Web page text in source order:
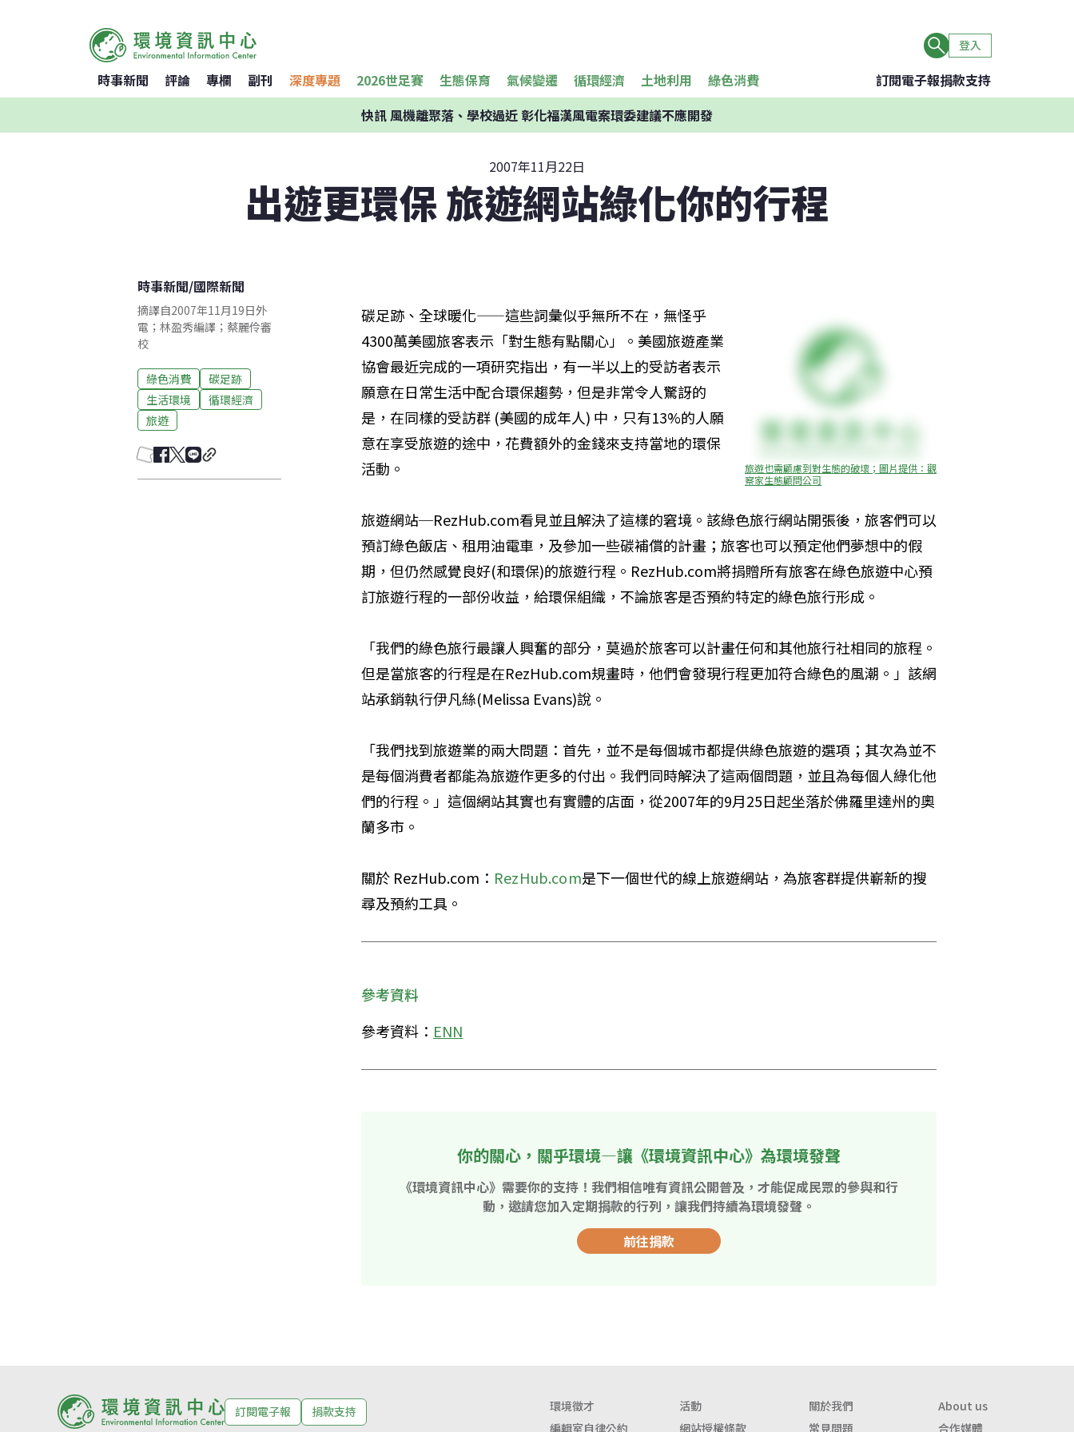
登入
時事新聞 評論 專欄 副刊 深度專題 2026世足賽 生態保育 氣候變遷 循環經濟 土地利用 綠色消費 訂閱電子報捐款支持
快訊風機離聚落、學校過近 彰化福漢風電案環委建議不應開發
2007年11月22日
出遊更環保 旅遊網站綠化你的行程
時事新聞/國際新聞
摘譯自2007年11月19日外
電；林盈秀編譯；蔡麗伶審
校
綠色消費
碳足跡
生活環境
循環經濟
旅遊
旅遊也需顧慮到對生態的破壞；圖片提供：觀
察家生態顧問公司
碳足跡、全球暖化——這些詞彙似乎無所不在，無怪乎
4300萬美國旅客表示「對生態有點關心」。美國旅遊產業
協會最近完成的一項研究指出，有一半以上的受訪者表示
願意在日常生活中配合環保趨勢，但是非常令人驚訝的
是，在同樣的受訪群 (美國的成年人) 中，只有13%的人願
意在享受旅遊的途中，花費額外的金錢來支持當地的環保
活動。
旅遊網站─RezHub.com看見並且解決了這樣的窘境。該綠色旅行網站開張後，旅客們可以
預訂綠色飯店、租用油電車，及參加一些碳補償的計畫；旅客也可以預定他們夢想中的假
期，但仍然感覺良好(和環保)的旅遊行程。RezHub.com將捐贈所有旅客在綠色旅遊中心預
訂旅遊行程的一部份收益，給環保組織，不論旅客是否預約特定的綠色旅行形成。
「我們的綠色旅行最讓人興奮的部分，莫過於旅客可以計畫任何和其他旅行社相同的旅程。
但是當旅客的行程是在RezHub.com規畫時，他們會發現行程更加符合綠色的風潮。」該網
站承銷執行伊凡絲(Melissa Evans)說。
「我們找到旅遊業的兩大問題：首先，並不是每個城市都提供綠色旅遊的選項；其次為並不
是每個消費者都能為旅遊作更多的付出。我們同時解決了這兩個問題，並且為每個人綠化他
們的行程。」這個網站其實也有實體的店面，從2007年的9月25日起坐落於佛羅里達州的奧
蘭多市。
關於 RezHub.com： RezHub.com是下一個世代的線上旅遊網站，為旅客群提供嶄新的搜
尋及預約工具。
參考資料
參考資料： ENN
你的關心，關乎環境—讓《環境資訊中心》為環境發聲
《環境資訊中心》需要你的支持！我們相信唯有資訊公開普及，才能促成民眾的參與和行
動，邀請您加入定期捐款的行列，讓我們持續為環境發聲。
前往捐款
訂閱電子報 捐款支持 環境徵才 活動 關於我們
About us
編輯室自律公約
網站授權條款 常見問題 合作媒體